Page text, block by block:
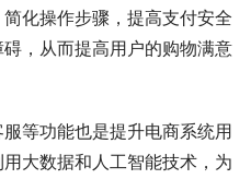
化操作步骤，提高支付安全
，从而提高用户的购物满意
等功能也是提升电商系统用
大数据和人工智能技术，为